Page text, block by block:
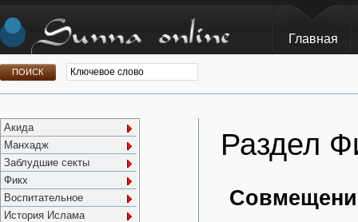
Главная
Акида
Манхадж
Заблудшие секты
Фикх
Воспитательное
История Ислама
Раздел